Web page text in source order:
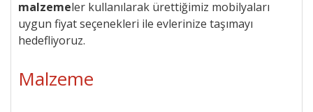
malzemeler kullanılarak ürettiğimiz mobilyaları
uygun fiyat seçenekleri ile evlerinize taşımayı
hedefliyoruz.
Malzeme